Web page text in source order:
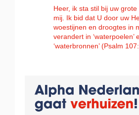
Heer, ik sta stil bij uw
mij. Ik bid dat U door uw
woestijnen en droogtes in
verandert in ‘waterpoelen’
‘waterbronnen’ (Psalm